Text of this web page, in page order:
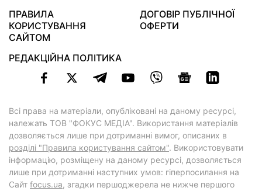
ПРАВИЛА
КОРИСТУВАННЯ
САЙТОМ
ДОГОВІР ПУБЛІЧНОЇ
ОФЕРТИ
РЕДАКЦІЙНА ПОЛІТИКА
Всі права на матеріали, опубліковані на даному ресурсі,
належать ТОВ "ФОКУС МЕДІА". Використання матеріалів
дозволяється лише при дотриманні вимог, описаних в
розділі "Правила користування сайтом". Використовувати
інформацію, розміщену на даному ресурсі, дозволяється
лише при дотриманні наступних умов: гіперпосилання на
Cайт focus.ua, згадки першоджерела не нижче першого